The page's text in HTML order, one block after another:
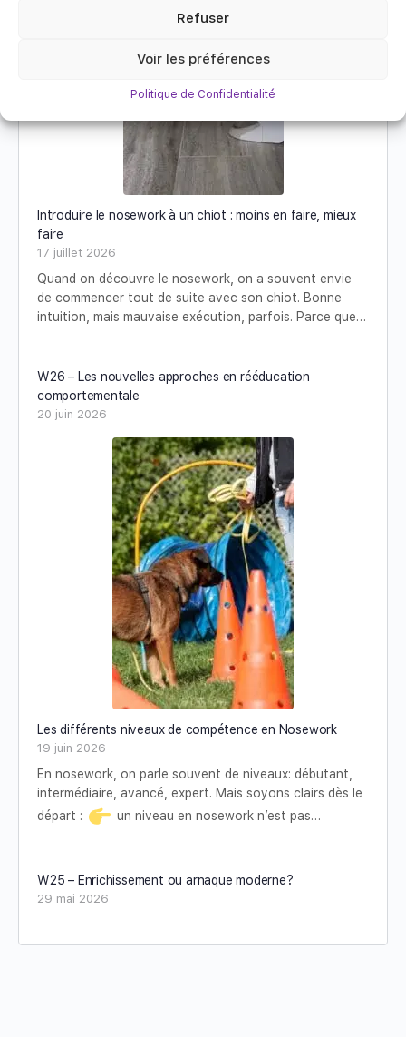
Refuser
Voir les préférences
Politique de Confidentialité
Introduire le nosework à un chiot : moins en faire, mieux
faire
17 juillet 2026
Quand on découvre le nosework, on a souvent envie
de commencer tout de suite avec son chiot. Bonne
intuition, mais mauvaise exécution, parfois. Parce que…
W26 – Les nouvelles approches en rééducation
comportementale
20 juin 2026
Les différents niveaux de compétence en Nosework
19 juin 2026
En nosework, on parle souvent de niveaux: débutant,
intermédiaire, avancé, expert. Mais soyons clairs dès le
départ :
un niveau en nosework n’est pas…
W25 – Enrichissement ou arnaque moderne?
29 mai 2026